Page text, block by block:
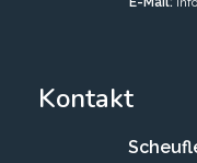
Kontakt